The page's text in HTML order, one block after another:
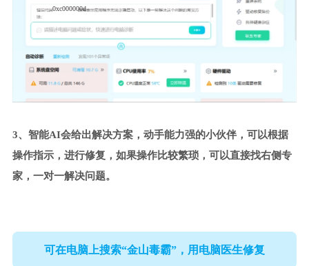
0xc000000d
3、智能AI会给出解决方案，动手能力强的小伙伴，可以根据
操作指示，进行修复，如果操作比较繁琐，可以直接找右侧专
家，一对一解决问题。
可在电脑上搜索“金山毒霸”，用电脑医生修复